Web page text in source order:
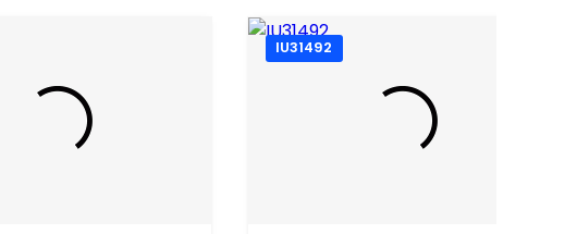
IU31492